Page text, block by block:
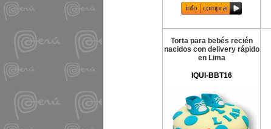
Torta para bebés recién
nacidos con delivery rápido
en Lima
IQUI-BBT16